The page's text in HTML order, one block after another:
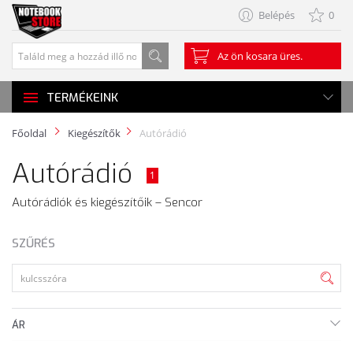
Belépés 0
Az ön kosara üres.
TERMÉKEINK
Főoldal Kiegészítők Autórádió
Autórádió 1
Autórádiók és kiegészítőik – Sencor
SZŰRÉS
ÁR